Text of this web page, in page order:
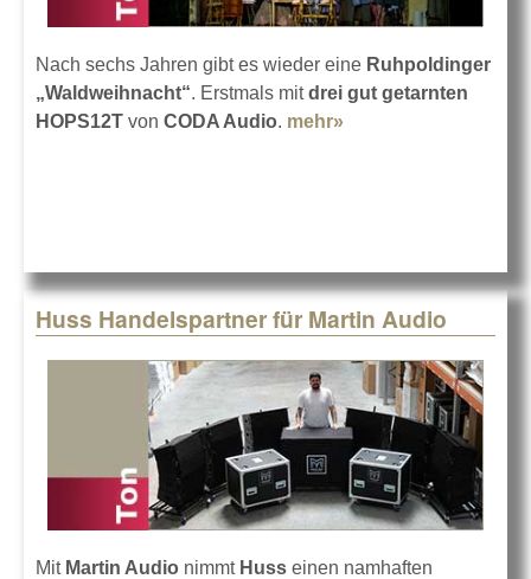
Nach sechs Jahren gibt es wieder eine Ruhpoldinger
„Waldweihnacht“. Erstmals mitdrei gut getarnten
HOPS12T von CODA Audio. mehr»
Huss Handelspartner für Martin Audio
MitMartin Audio nimmt Huss einen namhaften